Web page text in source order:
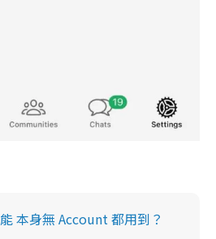
本身無 Account 都用到？